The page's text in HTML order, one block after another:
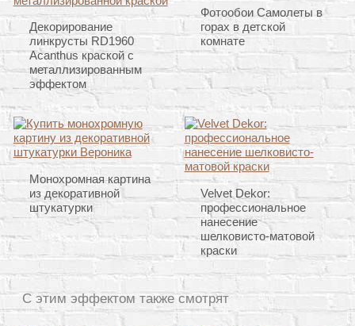
Декорирование
линкрусты RD1960
Acanthus краской с
металлизированным
эффектом
Фотообои Самолеты в
горах в детской
комнате
Монохромная картина
из декоративной
штукатурки
Velvet Dekor:
профессиональное
нанесение
шелковисто-матовой
краски
С этим эффектом также смотрят